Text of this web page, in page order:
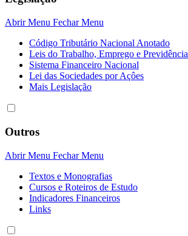
Abrir Menu Fechar Menu
Código Tributário Nacional Anotado
Leis do Trabalho, Emprego e Previdência
Sistema Financeiro Nacional
Lei das Sociedades por Açôes
Mais Legislação
Outros
Abrir Menu Fechar Menu
Textos e Monografias
Cursos e Roteiros de Estudo
Indicadores Financeiros
Links